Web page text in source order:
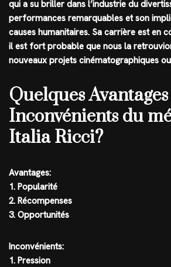
qui a su briller dans l’industrie du
performances remarquables et son
causes humanitaires. Sa carrière est en
il est fort probable que nous la
nouveaux projets cinématographiques
Quelques
Inconvénients du
Italia Ricci?
Avantages:
1. Popularité
2. Récompenses
3. Opportunités
Inconvénients:
1. Pression